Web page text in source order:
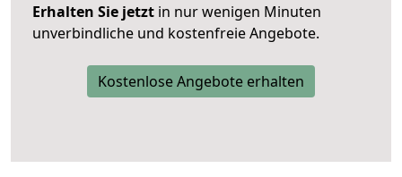
Erhalten Sie jetzt in nur wenigen Minuten
unverbindliche und kostenfreie Angebote.
Kostenlose Angebote erhalten